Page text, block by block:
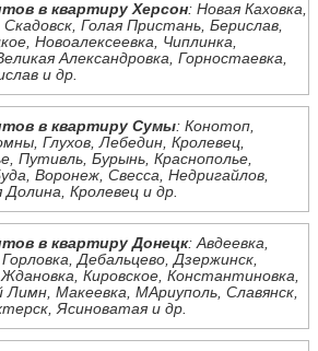
в квартиру Херсон: Новая Каховка,
Голая Пристань, Берислав,
Новоалексеевка, Чиплинка,
Александровка, Горностаевка,
и др.
в квартиру Сумы: Конотоп,
Глухов, Лебедин, Кролевец,
Путивль, Бурынь, Краснополье,
Воронеж, Свесса, Недригайлов,
Кролевец и др.
в квартиру Донецк: Авдеевка,
Дебальцево, Дзержинск,
Кировское, Константиновка,
Макеевка, МАриуполь, Славянск,
Ясиноватая и др.